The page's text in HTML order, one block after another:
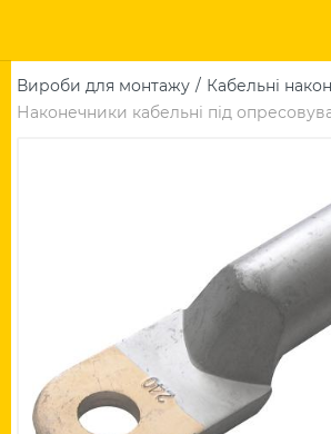
Вироби для монтажу
Кабельні
Наконечники кабельні під